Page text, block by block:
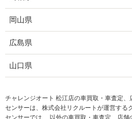
岡山県
広島県
山口県
チャレンジオート 松江店の車買取・車査定
センサーは、株式会社リクルートが運営する
センサーでは、 以外の車買取・車査定、店舗